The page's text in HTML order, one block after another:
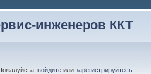
инженеров ККТ
войдитеили зарегистрируйтесь.